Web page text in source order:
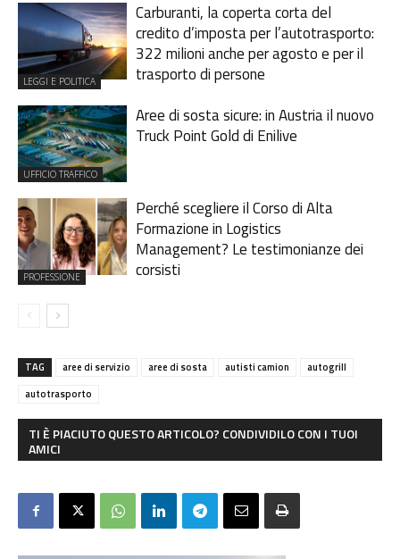
LEGGI E POLITICA
Carburanti, la coperta corta del
credito d’imposta per l’autotrasporto:
322 milioni anche per agosto e per il
trasporto di persone
UFFICIO TRAFFICO
Aree di sosta sicure: in Austria il nuovo
Truck Point Gold di Enilive
PROFESSIONE
Perché scegliere il Corso di Alta
Formazione in Logistics
Management? Le testimonianze dei
corsisti
TAG aree di servizio aree di sosta autisti camion
autogrill
autotrasporto
TI È PIACIUTO QUESTO ARTICOLO? CONDIVIDILO CON I TUOI
AMICI